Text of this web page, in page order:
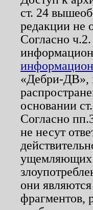
ст. 24
редакции не
Согласно
«Дебри-ДВ»,
основании
Согласно
не несут
ущемляющих
они
фрагментов,